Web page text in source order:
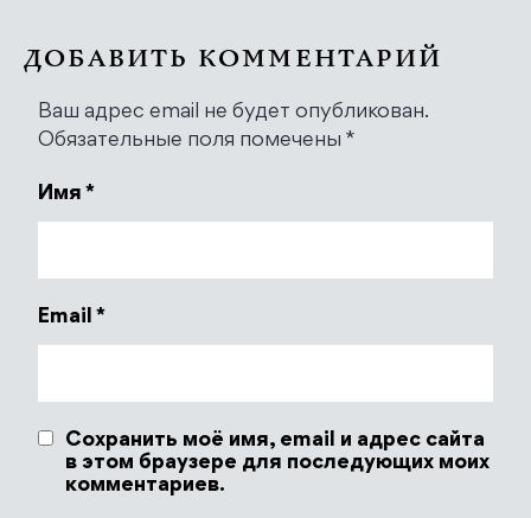
ДОБАВИТЬ КОММЕНТАРИЙ
Ваш адрес email не будет опубликован.
Обязательные поля помечены *
Имя *
Email *
Сохранить моё имя, email и адрес сайта
в этом браузере для последующих моих
комментариев.